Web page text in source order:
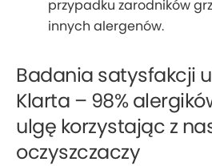
przypadku zarodników
innych alergenów.
Badania satysfakcji
Klarta – 98%
ulgę korzystając z
oczyszczaczy